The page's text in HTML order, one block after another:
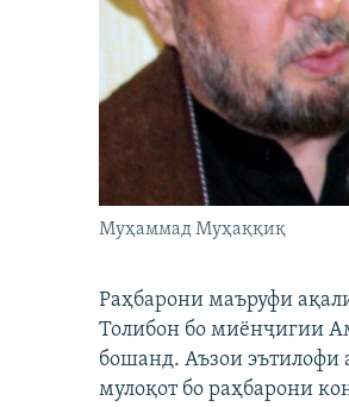
Муҳаммад Муҳаққиқ
Раҳбарони маъруфи
Толибон бо миёнҷигии
бошанд. Аъзои эътилофи
мулоқот бо раҳбарони